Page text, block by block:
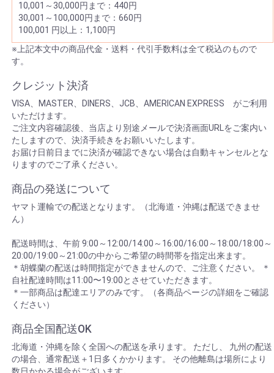
10,001～30,000円まで：440円
30,001～100,000円まで：660円
100,001 円以上：1,100円
※上記本文中の商品代金・送料・代引手数料は全て税込のもので
す。
クレジット決済
VISA、MASTER、DINERS、JCB、AMERICAN EXPRESS がご利用
いただけます。
ご注文内容確認後、当店より別途メールで決済画面URLをご案内い
たしますので、決済手続きをお願いいたします。
お届け日前日までに決済が確認できない場合は自動キャンセルとな
りますのでご了承ください。
商品の発送について
ヤマト運輸での配送となります。（北海道・沖縄は配送できませ
ん）
配送時間は、午前 9:00～12:00/14:00～16:00/16:00～18:00/18:00～
20:00/19:00～21:00の中からご希望の時間帯を指定出来ます。
＊胡蝶蘭の配送は時間指定ができませんので、ご注意ください。 ＊
自社配達時間は11:00〜19:00とさせていただきます。
＊一部商品は配達エリアのみです。（各商品ページの詳細をご確認
ください）
商品全国配送OK
北海道・沖縄を除く全国への配送を承ります。 ただし、 九州の配送
の場合、通常配送＋1日多くかかります。 その他離島は場所により